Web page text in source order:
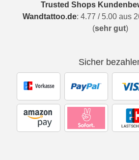
Trusted Shops
Wandtattoo.de: 4.77 / 5.00 aus
(sehr gut)
Sicher